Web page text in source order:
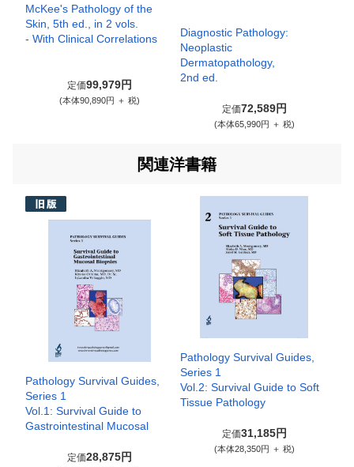
McKee's Pathology of the
Skin, 5th ed., in 2 vols.
- With Clinical Correlations
定価99,979円
(本体90,890円 ＋ 税)
Diagnostic Pathology:
Neoplastic
Dermatopathology,
2nd ed.
定価72,589円
(本体65,990円 ＋ 税)
関連洋書籍
Pathology Survival Guides,
Series 1
Vol.1: Survival Guide to
Gastrointestinal Mucosal
定価28,875円
Pathology Survival Guides,
Series 1
Vol.2: Survival Guide to Soft
Tissue Pathology
定価31,185円
(本体28,350円 ＋ 税)